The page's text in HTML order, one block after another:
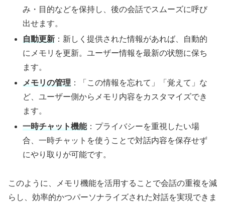
み・目的などを保持し、後の会話でスムーズに呼び
出せます。
自動更新 ：​新しく提供された情報があれば、自動的
にメモリを更新。ユーザー情報を最新の状態に保ち
ます。
メモリの管理 ：​「この情報を忘れて」「覚えて」な
ど、ユーザー側からメモリ内容をカスタマイズでき
ます。
一時チャット機能：​プライバシーを重視したい場
合、一時チャットを使うことで対話内容を保存せず
にやり取りが可能です。​
このように、メモリ機能を活用することで会話の重複を減
らし、効率的かつパーソナライズされた対話を実現できま